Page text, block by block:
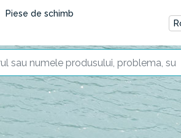
Piese de schimb